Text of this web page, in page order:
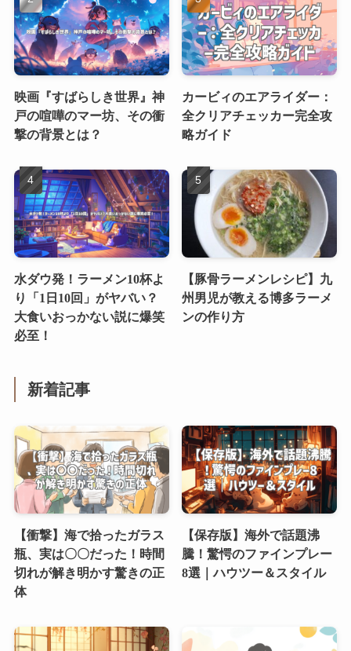
映画『すばらしき世界』神
戸の喧嘩のマー坊、その衝
撃の背景とは？
カービィのエアライダー：
全クリアチェッカー完全攻
略ガイド
水ダウ発！ラーメン10杯よ
り「1日10回」がヤバい？
大食いおっかない説に爆笑
必至！
【豚骨ラーメンレシピ】九
州男児が教える博多ラーメ
ンの作り方
新着記事
【衝撃】海で拾ったガラス
瓶、実は〇〇だった！時間
切れが解き明かす驚きの正
体
【保存版】海外で話題沸
騰！驚愕のファインプレー
8選｜ハウツー＆スタイル